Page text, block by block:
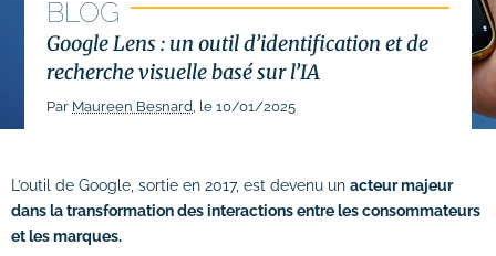
# Formation SMO (community management)
# Formation SMA (publicités réseaux
sociaux)
# Formations logiciels bureautique
BLOG
Google Lens : un outil d’identification et de
recherche visuelle basé sur l’IA
Par Maureen Besnard , le 10/01/2025
L’outil de Google, sortie en 2017, est devenu un acteur majeur
dans la transformation des interactions entre les consommateurs
et les marques.